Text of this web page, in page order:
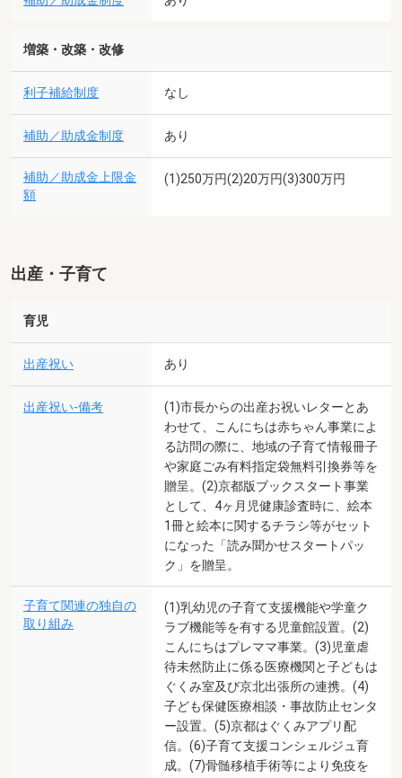
増築・改築・改修
利子補給制度 なし
補助／助成金制度 あり
補助／助成金上限金
額
(1)250万円(2)20万円(3)300万円
出産・子育て
育児
出産祝い あり
出産祝い-備考
(1)市長からの出産お祝いレターとあ
わせて、こんにちは赤ちゃん事業によ
る訪問の際に、地域の子育て情報冊子
や家庭ごみ有料指定袋無料引換券等を
贈呈。(2)京都版ブックスタート事業
として、4ヶ月児健康診査時に、絵本
1冊と絵本に関するチラシ等がセット
になった「読み聞かせスタートパッ
ク」を贈呈。
子育て関連の独自の
取り組み
(1)乳幼児の子育て支援機能や学童ク
ラブ機能等を有する児童館設置。(2)
こんにちはプレママ事業。(3)児童虐
待未然防止に係る医療機関と子どもは
ぐくみ室及び京北出張所の連携。(4)
子ども保健医療相談・事故防止センタ
ー設置。(5)京都はぐくみアプリ配
信。(6)子育て支援コンシェルジュ育
成。(7)骨髄移植手術等により免疫を